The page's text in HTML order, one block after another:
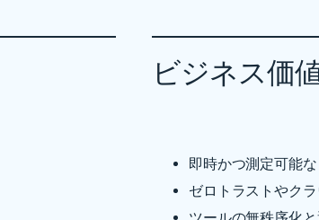
ビジネス価
即時かつ測定可能
ゼロトラストやク